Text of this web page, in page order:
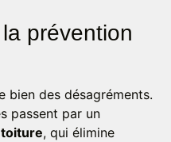
prévention
bien des désagréments.
passent par un
, qui élimine